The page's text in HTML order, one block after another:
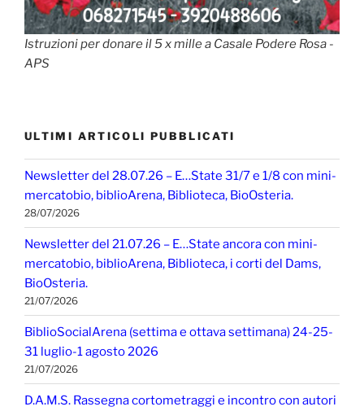
Istruzioni per donare il 5 x mille a Casale Podere Rosa -
APS
ULTIMI ARTICOLI PUBBLICATI
Newsletter del 28.07.26 – E…State 31/7 e 1/8 con mini-
mercatobio, biblioArena, Biblioteca, BioOsteria.
28/07/2026
Newsletter del 21.07.26 – E…State ancora con mini-
mercatobio, biblioArena, Biblioteca, i corti del Dams,
BioOsteria.
21/07/2026
BiblioSocialArena (settima e ottava settimana) 24-25-
31 luglio-1 agosto 2026
21/07/2026
D.A.M.S. Rassegna cortometraggi e incontro con autori